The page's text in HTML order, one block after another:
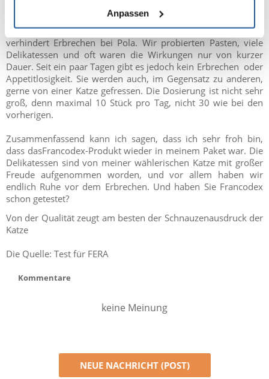
Anpassen
Das zweite Paket, das wir testen konnten, ist gegen die
Entstehung der Pilobezoare. Ich bin sehr froh, dass ich diese
Varianten bekommen habe, denn nur regelmäßiger Stuhlgang
verhindert Erbrechen bei Pola. Wir probierten Pasten, viele
Delikatessen und oft waren die Wirkungen nur von kurzer
Dauer. Seit ein paar Tagen gibt es jedoch kein Erbrechen oder
Appetitlosigkeit. Sie werden auch, im Gegensatz zu anderen,
gerne von einer Katze gefressen. Die Dosierung ist nicht sehr
groß, denn maximal 10 Stück pro Tag, nicht 30 wie bei den
vorherigen.
Zusammenfassend kann ich sagen, dass ich sehr froh bin,
dass dasFrancodex-Produkt wieder in meinem Paket war. Die
Delikatessen sind von meiner wählerischen Katze mit großer
Freude aufgenommen worden, und vor allem haben wir
endlich Ruhe vor dem Erbrechen. Und haben Sie Francodex
schon getestet?
Von der Qualität zeugt am besten der Schnauzenausdruck der
Katze
Die Quelle: Test für FERA
Kommentare
keine Meinung
NEUE NACHRICHT (POST)